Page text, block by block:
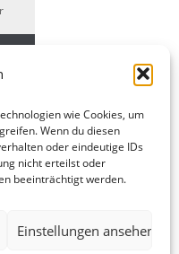
wie Cookies, um
Wenn du diesen
oder eindeutige IDs
nicht erteilst oder
beeinträchtigt werden.
Einstellungen ansehen